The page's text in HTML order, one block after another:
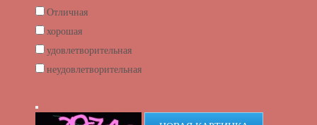
Отличная
хорошая
удовлетворительная
неудовлетворительная